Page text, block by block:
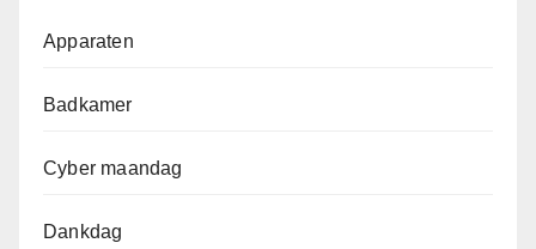
Apparaten
Badkamer
Cyber maandag
Dankdag